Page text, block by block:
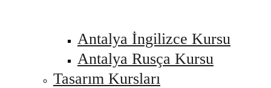
Antalya İngilizce Kursu
Antalya Rusça Kursu
Tasarım Kursları